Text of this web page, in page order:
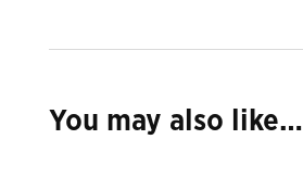
You may also like…